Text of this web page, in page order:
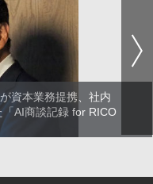
資本業務提携、社内
AI商談記録 for RICO